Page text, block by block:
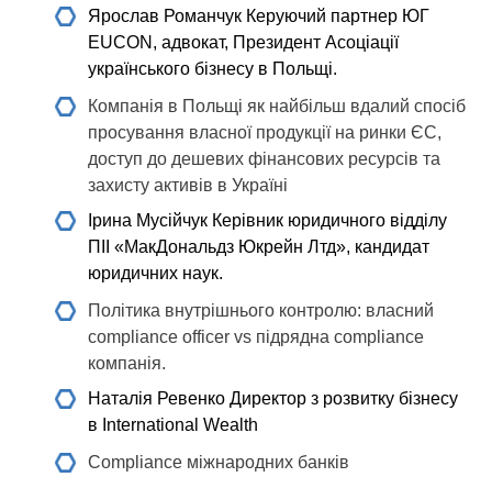
Ярослав Романчук Керуючий партнер ЮГ
EUCON, адвокат, Президент Асоціації
українського бізнесу в Польщі.
Компанія в Польщі як найбільш вдалий спосіб
просування власної продукції на ринки ЄС,
доступ до дешевих фінансових ресурсів та
захисту активів в Україні
Ірина Мусійчук Керівник юридичного відділу
ПІІ «МакДональдз Юкрейн Лтд», кандидат
юридичних наук.
Політика внутрішнього контролю: власний
compliance officer vs підрядна compliance
компанія.
Наталія Ревенко Директор з розвитку бізнесу
в International Wealth
Compliance міжнародних банків